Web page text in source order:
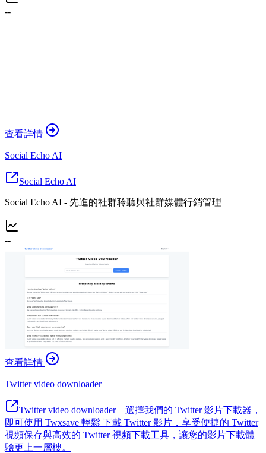
--
查看詳情
Social Echo AI
Social Echo AI
Social Echo AI - 先進的社群聆聽與社群媒體行銷管理
--
查看詳情
Twitter video downloader
Twitter video downloader – 選擇我們的 Twitter 影片下載器，
即可使用 Twxsave 輕鬆 下載 Twitter 影片，享受便捷的 Twitter
視頻保存與高效的 Twitter 視頻下載工具，讓您的影片下載體
驗更上一層樓。